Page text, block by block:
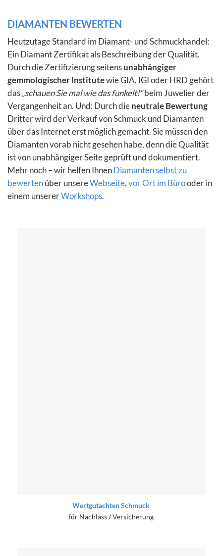
DIAMANTEN BEWERTEN
Heutzutage Standard im Diamant- und Schmuckhandel:
Ein Diamant Zertifikat als Beschreibung der Qualität.
Durch die Zertifizierung seitensunabhängiger
gemmologischer Institutewie GIA, IGI oder HRD gehört
das„schauen Sie mal wie das funkelt!“beim Juwelier der
Vergangenheit an. Und: Durch dieneutrale Bewertung
Dritter wird der Verkauf von Schmuck und Diamanten
über das Internet erst möglich gemacht. Sie müssen den
Diamanten vorab nicht gesehen habe, denn die Qualität
ist von unabhängiger Seite geprüft und dokumentiert.
Mehr noch – wir helfen IhnenDiamanten selbst zu
bewertenüber unsereWebseite,vor Ort im Bürooder in
einem unsererWorkshops.
Wertgutachten Schmuck
für Nachlass / Versicherung